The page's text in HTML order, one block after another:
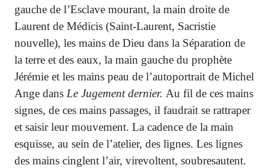
gauche de l’Esclave mourant, la main droite de
Laurent de Médicis (Saint-Laurent, Sacristie
nouvelle), les mains de Dieu dans la Séparation de
la terre et des eaux, la main gauche du prophète
Jérémie et les mains peau de l’autoportrait de Michel
Ange dans Le Jugement dernier. Au fil de ces mains
signes, de ces mains passages, il faudrait se rattraper
et saisir leur mouvement. La cadence de la main
esquisse, au sein de l’atelier, des lignes. Les lignes
des mains cinglent l’air, virevoltent, soubresautent.